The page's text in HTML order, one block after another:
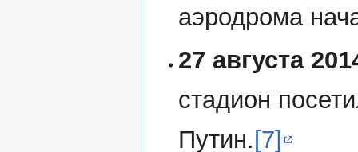
аэродрома
27 августа
стадион
Путин.[7]